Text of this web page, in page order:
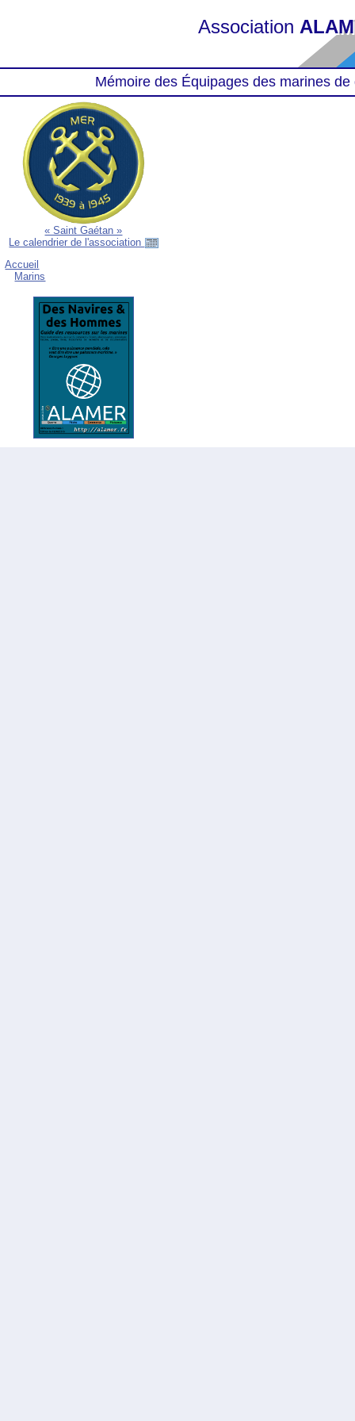
Association
Mémoire des Équipages des marines
« Saint Gaétan »
Le calendrier de l'association
Accueil
Marins